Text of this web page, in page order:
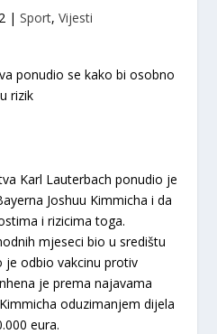
| Sport, Vijesti
Karl Lauterbach ponudio je
Joshuu Kimmicha i da
i rizicima toga.
mjeseci bio u središtu
je odbio vakcinu protiv
je prema najavama
oduzimanjem dijela
eura.